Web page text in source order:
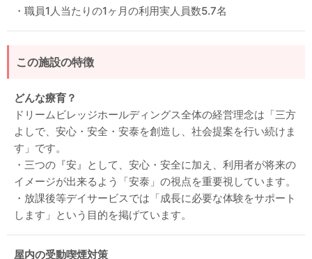
・職員1人当たりの1ヶ月の利用実人員数5.7名
この施設の特徴
どんな療育？
ドリームビレッジホールディングス全体の経営理念は「三方
よしで、安心・安全・安泰を創造し、社会提案を行い続けま
す」です。
・三つの『安』として、安心・安全に加え、利用者が将来の
イメージが出来るよう「安泰」の視点を重要視しています。
・放課後等デイサービスでは「成長に必要な体験をサポート
します」という目的を掲げています。
屋内の受動喫煙対策